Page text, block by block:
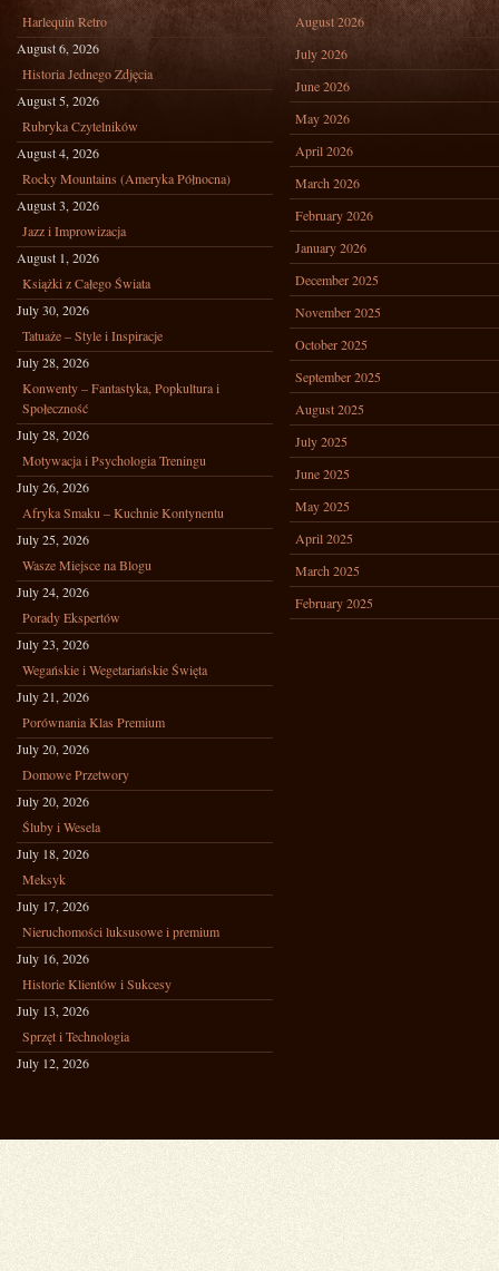
Harlequin Retro
August 6, 2026
Historia Jednego Zdjęcia
August 5, 2026
Rubryka Czytelników
August 4, 2026
Rocky Mountains (Ameryka Północna)
August 3, 2026
Jazz i Improwizacja
August 1, 2026
Książki z Całego Świata
July 30, 2026
Tatuaże – Style i Inspiracje
July 28, 2026
Konwenty – Fantastyka, Popkultura i
Społeczność
July 28, 2026
Motywacja i Psychologia Treningu
July 26, 2026
Afryka Smaku – Kuchnie Kontynentu
July 25, 2026
Wasze Miejsce na Blogu
July 24, 2026
Porady Ekspertów
July 23, 2026
Wegańskie i Wegetariańskie Święta
July 21, 2026
Porównania Klas Premium
July 20, 2026
Domowe Przetwory
July 20, 2026
Śluby i Wesela
July 18, 2026
Meksyk
July 17, 2026
Nieruchomości luksusowe i premium
July 16, 2026
Historie Klientów i Sukcesy
July 13, 2026
Sprzęt i Technologia
July 12, 2026
August 2026
July 2026
June 2026
May 2026
April 2026
March 2026
February 2026
January 2026
December 2025
November 2025
October 2025
September 2025
August 2025
July 2025
June 2025
May 2025
April 2025
March 2025
February 2025